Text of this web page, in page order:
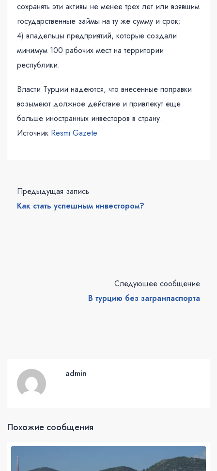
сохранять эти активы не менее трех лет или взявшим
государственные займы на ту же сумму и срок;
4) владельцы предприятий, которые создали
минимум 100 рабочих мест на территории
республики.
Власти Турции надеются, что внесенные поправки
возымеют должное действие и привлекут еще
больше иностранных инвесторов в страну.
Источник Resmi Gazete
Предыдущая запись
Как стать успешным инвестором?
Следующее сообщение
В турцию без загранпаспорта
admin
Похожие сообщения